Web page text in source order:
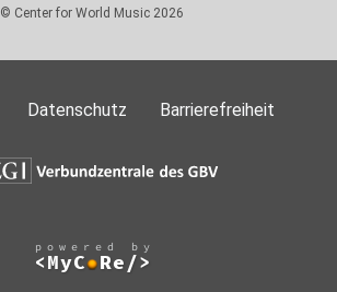
© Center for World Music 2026
Datenschutz Barrierefreiheit